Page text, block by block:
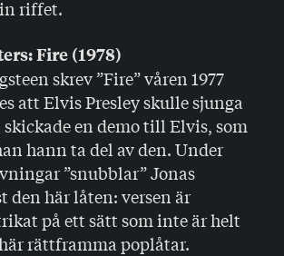
riffet.
Fire (1978)
skrev ”Fire” våren 1977
att Elvis Presley skulle sjunga
en demo till Elvis, som
hann ta del av den. Under
”snubblar” Jonas
den här låten: versen är
på ett sätt som inte är helt
rättframma poplåtar.